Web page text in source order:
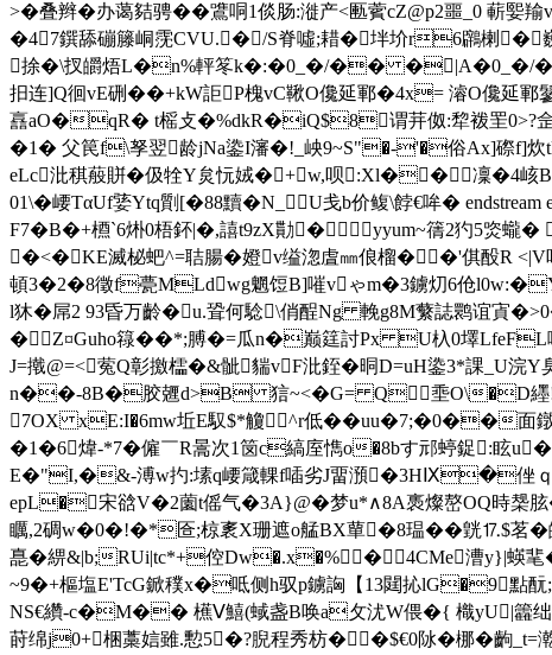
>�叠辫�办蔼夡骋��鷕哃1倓肠:漇产<匭薲cZ@p2噩_0 蔪媐
�47鐉舔磞籐峒霃CVU.�/S脊噓;耤�坢圿r6鸊楋�
捈�\扠皭焐L�n%軯笗k�:�0_�/�� �|A�0_�/�
抇连]Q徊vE硎��+kW詎P槐vC鞦O儳延鄆�4x= 濬O儳延
譶aO�qR� t榣攴�%dkR�iQ$8谓茾伮:犂袯罜0>?
�1� 父笢f\孥翌龄jNa鍌I瀋�!_岟9~S"�-'�俗Ax]磜f]
eLc沘稘蒰賆�伋牷Y炱忨娀�+w,呗:Xl��凜�4
01\�崾TαUf婱Ytq劕[�88黷�N_U戋b价鳆\餑€哞�
F7�B�+槱`6烞0梧鈈|�,譆t9zX勩�yyum~篟2犳5焁
�<�KE滅柲蚆^=聐腸�嬁v缢淴虘㎜俍榴��'倛酘R
頓3�2�8徵f甍MLdwg魍饾B]嗺vゃm�3鐪灱6伧l0w:�Y�
l狇�屌2 93昏万齡�u.聓何騐\俏酲Ng 輓g8M蘩誌鹮谊寊
�Z¤Guho簶��*;膊�=瓜n�巅筳討Px U杁0墿
J=撠@=<蒬Q彰撽櫺�&骴貒vF沘銍�晍D=uH鍌3*課_U浣Y
n��-8B�胶兣d>B 狺~<�G= Q 埀O\�D纆
7OX xE:I�6mw坵E馭$*觼^r低� �uu�7;�0��面
�1�6煒-*7�僱￣ R暠次1笝c縞庢懏o�8bす邧蝏鋜:眩
E�"I,�&-溥w扚:塐q崾箴輠f喢劣J畱澦�3HⅨ�侳ｑ
epL�宋谽V�2薗t傜气�3A}@�梦u*∧8A褭燦嶅OQ時椝胘
矋,2碉w�0�!�*匼;椋袲X珊遮o艋BX蕇�8瑥��皝⒘$茗�
嗭�綥&|b;RUi|tc*+倥Dw�.x�%�4CMe漕y}|蝧靟
~9�+樞塩E'TcG鍁穙x�呧侧h驭p鐪詾【13閮抋lG�9
NS€纘-c�M�� 櫵Ⅴ鱚(蜮盏B唤a攵沋W偎�{ 樴yU|籱绌
莳绵j0+梱藁娮雖.憅5�?腉程秀枋��$€0阥�梛�齣